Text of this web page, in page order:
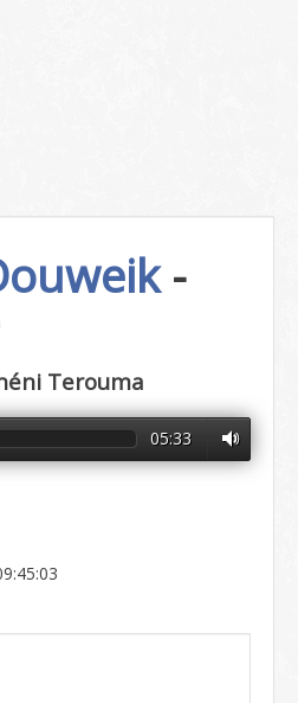
-
Terouma
05:33